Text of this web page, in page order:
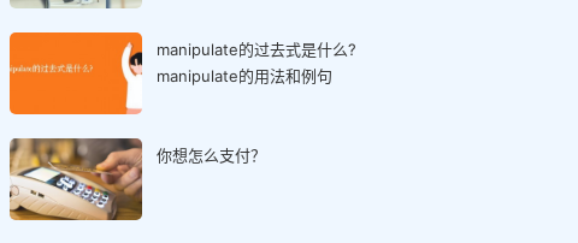
manipulate的过去式是什么?
manipulate的用法和例句
你想怎么支付？